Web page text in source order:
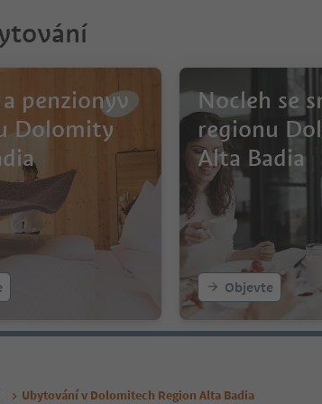
penzionyv
Dolomity
Nocleh se
regionu
Alta Badia
Objevte
Ubytování v Dolomitech Region Alta Badia